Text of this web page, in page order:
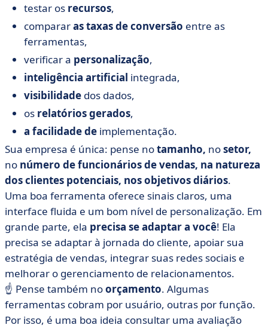
testar os recursos,
compararas taxas de conversão entre as
ferramentas,
verificar a personalização,
inteligência artificial integrada,
visibilidade dos dados,
os relatórios gerados,
a facilidade de implementação.
Sua empresa é única: pense notamanho, nosetor,
no número de funcionários de vendas, na natureza
dos clientes potenciais, nos objetivos diários.
Uma boa ferramenta oferece sinais claros, uma
interface fluida e um bom nível de personalização. Em
grande parte, ela precisa se adaptar a você! Ela
precisa se adaptar à jornada do cliente, apoiar sua
estratégia de vendas, integrar suas redes sociais e
melhorar o gerenciamento de relacionamentos.
☝️ Pense também noorçamento. Algumas
ferramentas cobram por usuário, outras por função.
Por isso, é uma boa ideia consultar uma avaliação